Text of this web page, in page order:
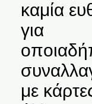
καμία
για
με